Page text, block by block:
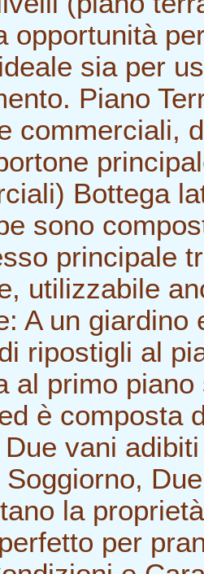
opportunità
sia per
Piano
commerciali,
Bottega
sono
principale
utilizzabile
A un
ripostigli al
al primo
è composta
vani
la
per